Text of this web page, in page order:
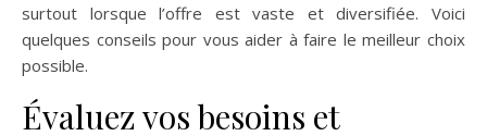
surtout lorsque l’offre est vaste et diversifiée. Voici
quelques conseils pour vous aider à faire le meilleur choix
possible.
Évaluez vos besoins et